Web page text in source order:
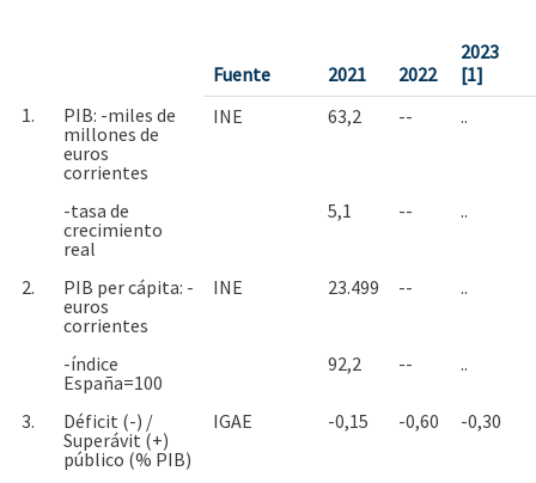
Fuente 2021 2022
2023
[1]
1.
PIB: -miles de
millones de
euros
corrientes
INE 63,2 -- ..
-tasa de
crecimiento
real
5,1 -- ..
2.
PIB per cápita: -
euros
corrientes
INE 23.499 -- ..
-índice
España=100
92,2 -- ..
3.
Déficit (-) /
Superávit (+)
público (% PIB)
IGAE -0,15 -0,60 -0,30